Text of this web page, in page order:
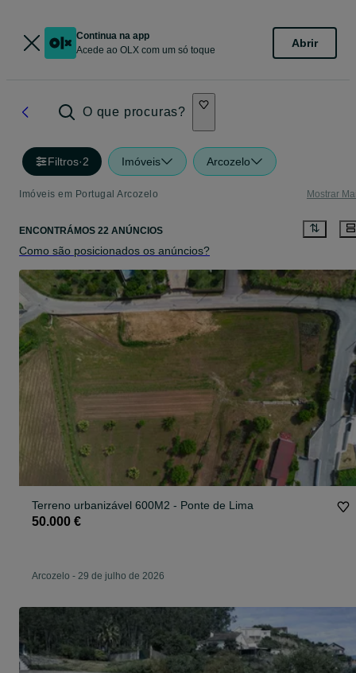
Continua na app
Acede ao OLX com um só toque
Abrir
O que procuras?
Filtros·2 Imóveis Arcozelo
Imóveis em Portugal Arcozelo Mostrar
ENCONTRÁMOS 22 ANÚNCIOS
Como são posicionados os anúncios?
Terreno urbanizável 600M2 - Ponte de Lima
50.000 €
Arcozelo - 29 de julho de 2026